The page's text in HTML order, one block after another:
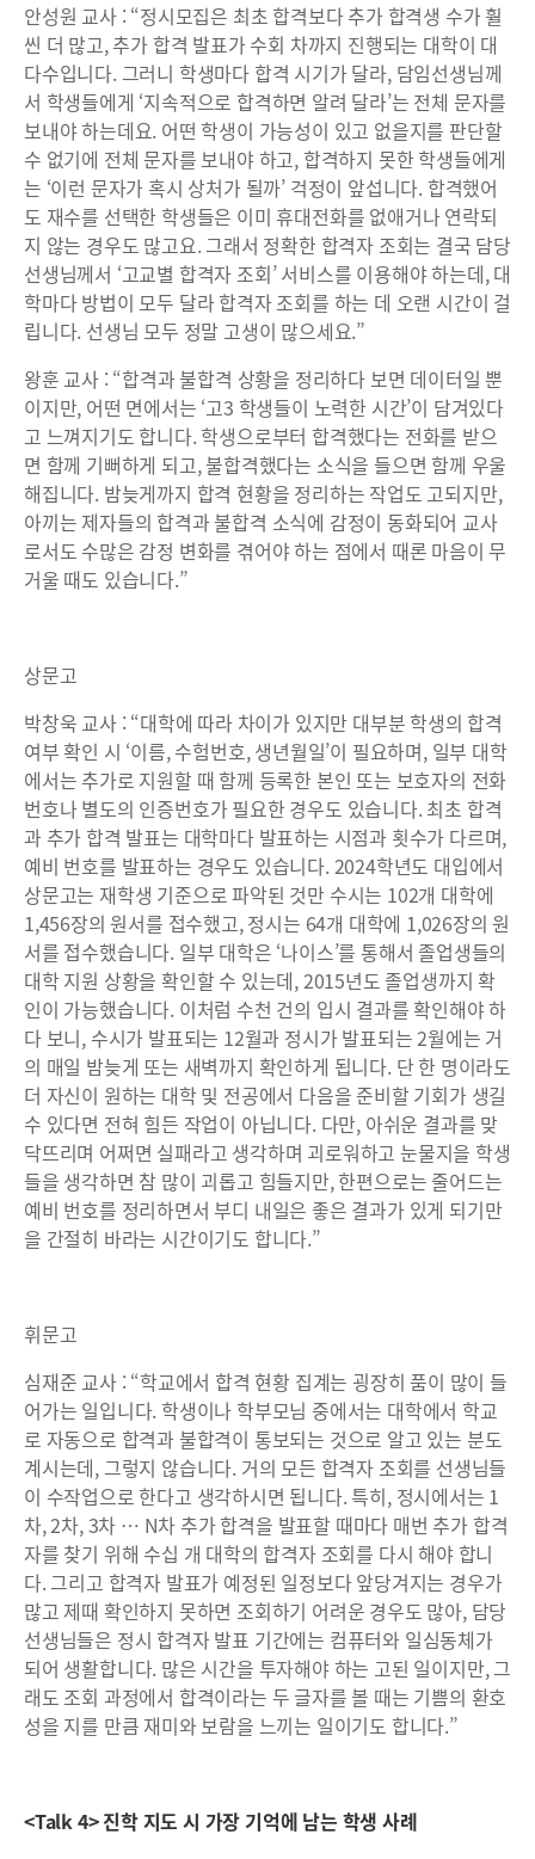
안성원 교사 : “정시모집은 최초 합격보다 추가 합격생 수가 훨
씬 더 많고, 추가 합격 발표가 수회 차까지 진행되는 대학이 대
다수입니다. 그러니 학생마다 합격 시기가 달라, 담임선생님께
서 학생들에게 ‘지속적으로 합격하면 알려 달라’는 전체 문자를
보내야 하는데요. 어떤 학생이 가능성이 있고 없을지를 판단할
수 없기에 전체 문자를 보내야 하고, 합격하지 못한 학생들에게
는 ‘이런 문자가 혹시 상처가 될까’ 걱정이 앞섭니다. 합격했어
도 재수를 선택한 학생들은 이미 휴대전화를 없애거나 연락되
지 않는 경우도 많고요. 그래서 정확한 합격자 조회는 결국 담당
선생님께서 ‘고교별 합격자 조회’ 서비스를 이용해야 하는데, 대
학마다 방법이 모두 달라 합격자 조회를 하는 데 오랜 시간이 걸
립니다. 선생님 모두 정말 고생이 많으세요.”
왕훈 교사 : “합격과 불합격 상황을 정리하다 보면 데이터일 뿐
이지만, 어떤 면에서는 ‘고3 학생들이 노력한 시간’이 담겨있다
고 느껴지기도 합니다. 학생으로부터 합격했다는 전화를 받으
면 함께 기뻐하게 되고, 불합격했다는 소식을 들으면 함께 우울
해집니다. 밤늦게까지 합격 현황을 정리하는 작업도 고되지만,
아끼는 제자들의 합격과 불합격 소식에 감정이 동화되어 교사
로서도 수많은 감정 변화를 겪어야 하는 점에서 때론 마음이 무
거울 때도 있습니다.”
상문고
박창욱 교사 : “대학에 따라 차이가 있지만 대부분 학생의 합격
여부 확인 시 ‘이름, 수험번호, 생년월일’이 필요하며, 일부 대학
에서는 추가로 지원할 때 함께 등록한 본인 또는 보호자의 전화
번호나 별도의 인증번호가 필요한 경우도 있습니다. 최초 합격
과 추가 합격 발표는 대학마다 발표하는 시점과 횟수가 다르며,
예비 번호를 발표하는 경우도 있습니다. 2024학년도 대입에서
상문고는 재학생 기준으로 파악된 것만 수시는 102개 대학에
1,456장의 원서를 접수했고, 정시는 64개 대학에 1,026장의 원
서를 접수했습니다. 일부 대학은 ‘나이스’를 통해서 졸업생들의
대학 지원 상황을 확인할 수 있는데, 2015년도 졸업생까지 확
인이 가능했습니다. 이처럼 수천 건의 입시 결과를 확인해야 하
다 보니, 수시가 발표되는 12월과 정시가 발표되는 2월에는 거
의 매일 밤늦게 또는 새벽까지 확인하게 됩니다. 단 한 명이라도
더 자신이 원하는 대학 및 전공에서 다음을 준비할 기회가 생길
수 있다면 전혀 힘든 작업이 아닙니다. 다만, 아쉬운 결과를 맞
닥뜨리며 어쩌면 실패라고 생각하며 괴로워하고 눈물지을 학생
들을 생각하면 참 많이 괴롭고 힘들지만, 한편으로는 줄어드는
예비 번호를 정리하면서 부디 내일은 좋은 결과가 있게 되기만
을 간절히 바라는 시간이기도 합니다.”
휘문고
심재준 교사 : “학교에서 합격 현황 집계는 굉장히 품이 많이 들
어가는 일입니다. 학생이나 학부모님 중에서는 대학에서 학교
로 자동으로 합격과 불합격이 통보되는 것으로 알고 있는 분도
계시는데, 그렇지 않습니다. 거의 모든 합격자 조회를 선생님들
이 수작업으로 한다고 생각하시면 됩니다. 특히, 정시에서는 1
차, 2차, 3차 … N차 추가 합격을 발표할 때마다 매번 추가 합격
자를 찾기 위해 수십 개 대학의 합격자 조회를 다시 해야 합니
다. 그리고 합격자 발표가 예정된 일정보다 앞당겨지는 경우가
많고 제때 확인하지 못하면 조회하기 어려운 경우도 많아, 담당
선생님들은 정시 합격자 발표 기간에는 컴퓨터와 일심동체가
되어 생활합니다. 많은 시간을 투자해야 하는 고된 일이지만, 그
래도 조회 과정에서 합격이라는 두 글자를 볼 때는 기쁨의 환호
성을 지를 만큼 재미와 보람을 느끼는 일이기도 합니다.”
<Talk 4> 진학 지도 시 가장 기억에 남는 학생 사례